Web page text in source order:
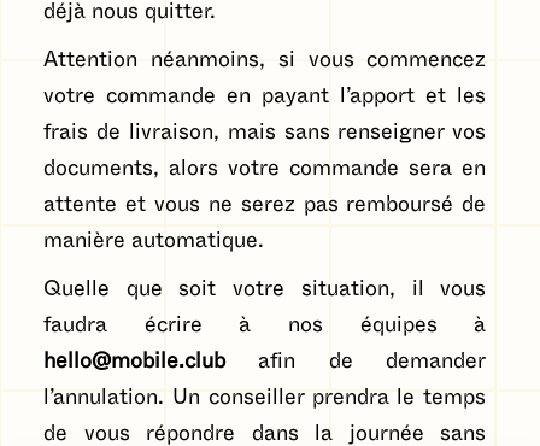
déjà nous quitter.
Attention néanmoins, si vous commencez
votre commande en payant l’apport et les
frais de livraison, mais sans renseigner vos
documents, alors votre commande sera en
attente et vous ne serez pas remboursé de
manière automatique.
Quelle que soit votre situation, il vous
faudra écrire à nos équipes à
hello@mobile.clubafin de demander
l’annulation. Un conseiller prendra le temps
de vous répondre dans la journée sans